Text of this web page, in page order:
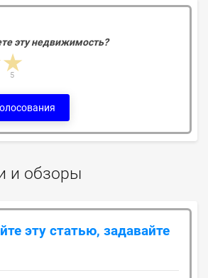
эту недвижимость?
4 stars
5
и обзоры
эту статью, задавайте